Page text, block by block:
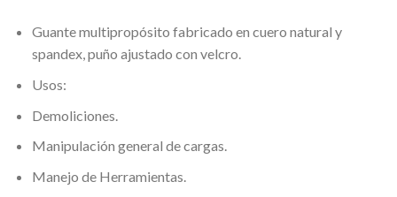
Guante multipropósito fabricado en cuero natural y
spandex, puño ajustado con velcro.
Usos:
Demoliciones.
Manipulación general de cargas.
Manejo de Herramientas.